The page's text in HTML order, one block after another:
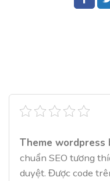
Theme wordpress
chuẩn SEO tương
duyệt. Được code